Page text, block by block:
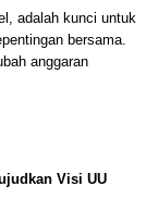
adalah kunci untuk
bersama.
anggaran
Visi UU